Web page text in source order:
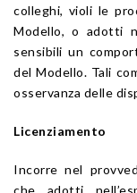
colleghi, violi le
Modello, o adotti
sensibili un
del Modello. Tali
osservanza delle
Licenziamento
Incorre nel
che adotti